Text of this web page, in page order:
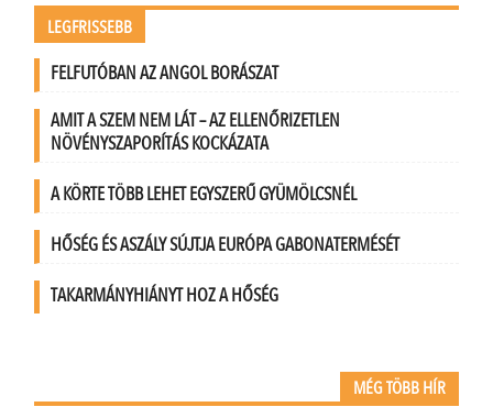
LEGFRISSEBB
FELFUTÓBAN AZ ANGOL BORÁSZAT
AMIT A SZEM NEM LÁT – AZ ELLENŐRIZETLEN
NÖVÉNYSZAPORÍTÁS KOCKÁZATA
A KÖRTE TÖBB LEHET EGYSZERŰ GYÜMÖLCSNÉL
HŐSÉG ÉS ASZÁLY SÚJTJA EURÓPA GABONATERMÉSÉT
TAKARMÁNYHIÁNYT HOZ A HŐSÉG
MÉG TÖBB HÍR